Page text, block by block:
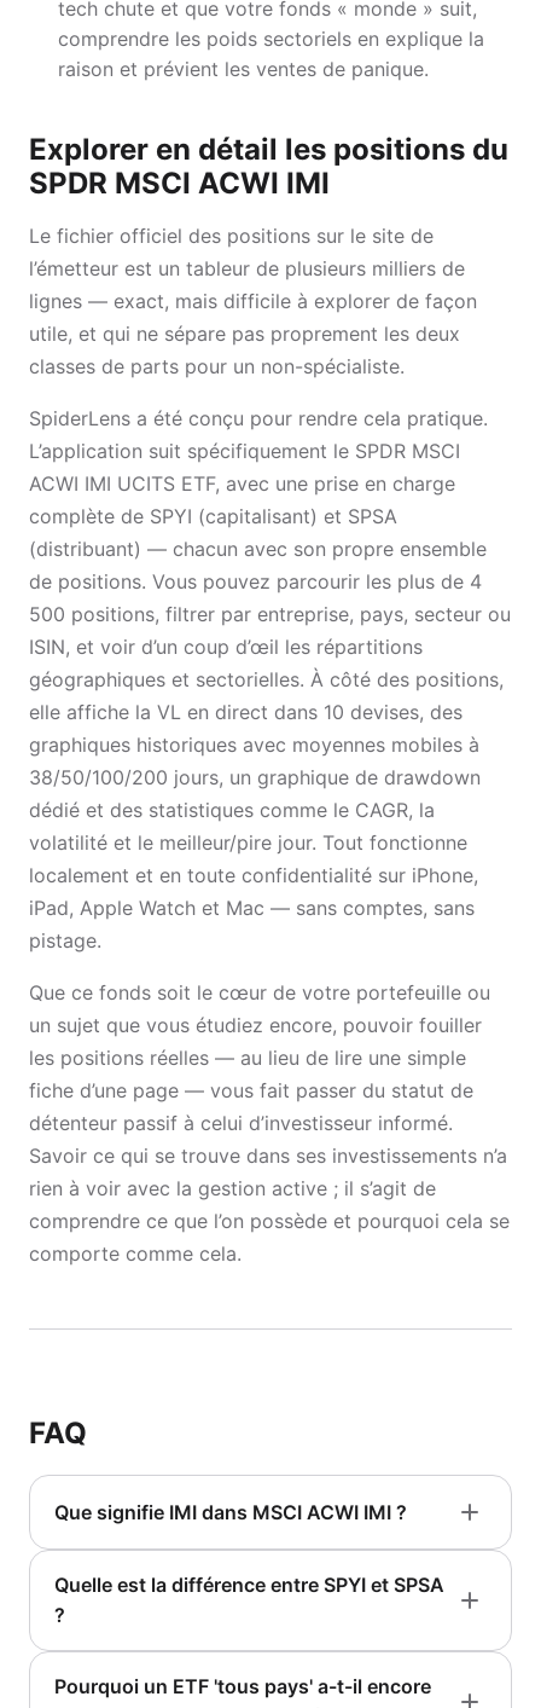
tech chute et que votre fonds « monde » suit,
comprendre les poids sectoriels en explique la
raison et prévient les ventes de panique.
Explorer en détail les positions du
SPDR MSCI ACWI IMI
Le fichier officiel des positions sur le site de
l’émetteur est un tableur de plusieurs milliers de
lignes — exact, mais difficile à explorer de façon
utile, et qui ne sépare pas proprement les deux
classes de parts pour un non-spécialiste.
SpiderLens a été conçu pour rendre cela pratique.
L’application suit spécifiquement le SPDR MSCI
ACWI IMI UCITS ETF, avec une prise en charge
complète de SPYI (capitalisant) et SPSA
(distribuant) — chacun avec son propre ensemble
de positions. Vous pouvez parcourir les plus de 4
500 positions, filtrer par entreprise, pays, secteur ou
ISIN, et voir d’un coup d’œil les répartitions
géographiques et sectorielles. À côté des positions,
elle affiche la VL en direct dans 10 devises, des
graphiques historiques avec moyennes mobiles à
38/50/100/200 jours, un graphique de drawdown
dédié et des statistiques comme le CAGR, la
volatilité et le meilleur/pire jour. Tout fonctionne
localement et en toute confidentialité sur iPhone,
iPad, Apple Watch et Mac — sans comptes, sans
pistage.
Que ce fonds soit le cœur de votre portefeuille ou
un sujet que vous étudiez encore, pouvoir fouiller
les positions réelles — au lieu de lire une simple
fiche d’une page — vous fait passer du statut de
détenteur passif à celui d’investisseur informé.
Savoir ce qui se trouve dans ses investissements n’a
rien à voir avec la gestion active ; il s’agit de
comprendre ce que l’on possède et pourquoi cela se
comporte comme cela.
FAQ
Que signifie IMI dans MSCI ACWI IMI ?
Quelle est la différence entre SPYI et SPSA
?
Pourquoi un ETF 'tous pays' a-t-il encore